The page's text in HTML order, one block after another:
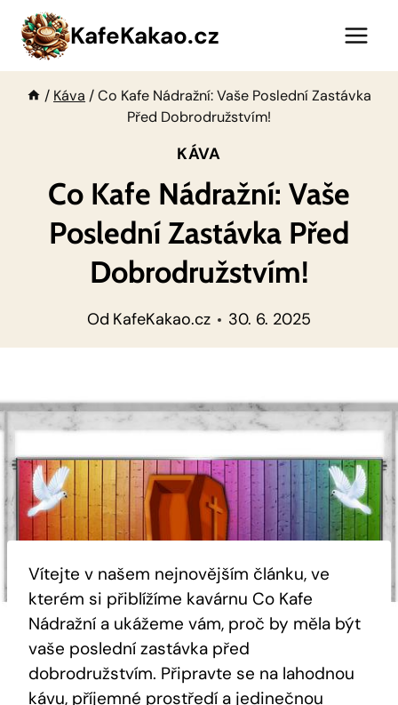
Přeskočit
obsah
KafeKakao.cz
/ Káva /Co Kafe Nádražní: Vaše Poslední Zastávka
Před Dobrodružstvím!
KÁVA
Co Kafe Nádražní: Vaše
Poslední Zastávka Před
Dobrodružstvím!
Od KafeKakao.cz 30. 6. 2025
Vítejte v našem nejnovějším článku, ve
kterém si přiblížíme kavárnu Co Kafe
Nádražní a ukážeme vám, proč by měla být
vaše poslední zastávka před
dobrodružstvím. Připravte se na lahodnou
kávu, příjemné prostředí a jedinečnou